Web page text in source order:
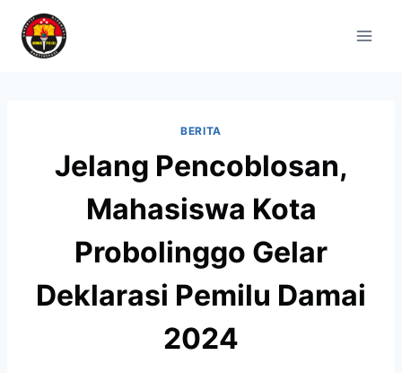
BERITA
Jelang Pencoblosan,
Mahasiswa Kota
Probolinggo Gelar
Deklarasi Pemilu Damai
2024